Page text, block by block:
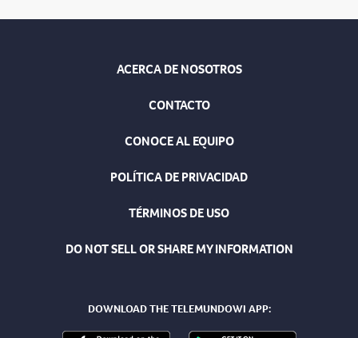
ACERCA DE NOSOTROS
CONTACTO
CONOCE AL EQUIPO
POLÍTICA DE PRIVACIDAD
TÉRMINOS DE USO
DO NOT SELL OR SHARE MY INFORMATION
DOWNLOAD THE TELEMUNDOWI APP: